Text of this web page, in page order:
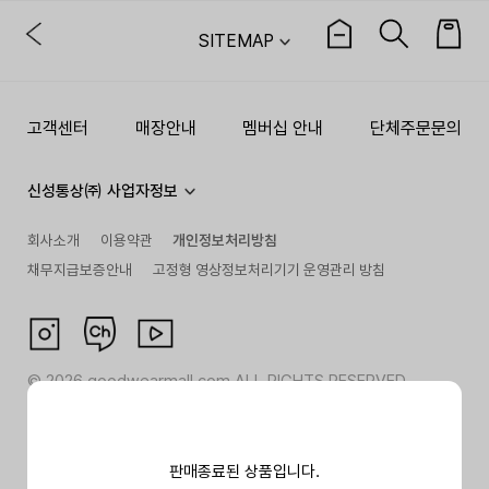
판매종료된 상품입니다.
SITEMAP
고객센터 매장안내 멤버십 안내 단체주문문의
신성통상㈜ 사업자정보
회사소개 이용약관
개인정보처리방침
채무지급보증안내
고정형 영상정보처리기기 운영관리 방침
©2026goodwearmall.com ALL RIGHTS RESERVED